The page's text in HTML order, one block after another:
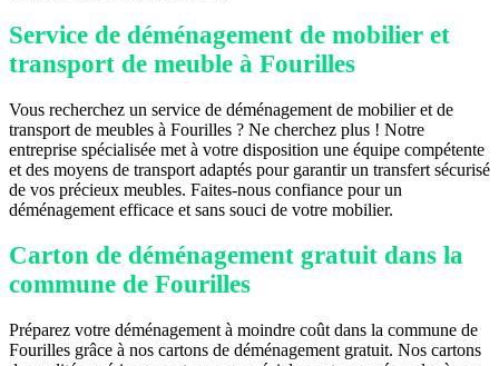
Service de déménagement de mobilier et
transport de meuble à Fourilles
Vous recherchez un service de déménagement de mobilier et de
transport de meubles à Fourilles ? Ne cherchez plus ! Notre
entreprise spécialisée met à votre disposition une équipe compétente
et des moyens de transport adaptés pour garantir un transfert sécurisé
de vos précieux meubles. Faites-nous confiance pour un
déménagement efficace et sans souci de votre mobilier.
Carton de déménagement gratuit dans la
commune de Fourilles
Préparez votre déménagement à moindre coût dans la commune de
Fourilles grâce à nos cartons de déménagement gratuit. Nos cartons